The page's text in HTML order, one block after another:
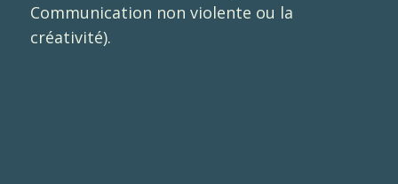
Communication non violente ou la
créativité).